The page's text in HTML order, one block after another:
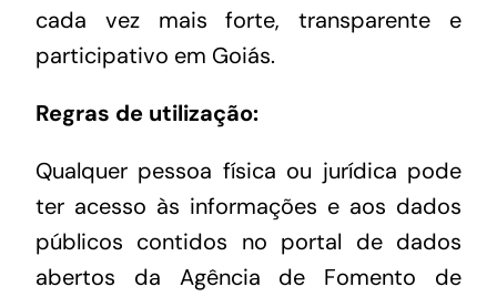
cada vez mais forte, transparente e
participativo em Goiás.
Regras de utilização:
Qualquer pessoa física ou jurídica pode
ter acesso às informações e aos dados
públicos contidos no portal de dados
abertos da Agência de Fomento de